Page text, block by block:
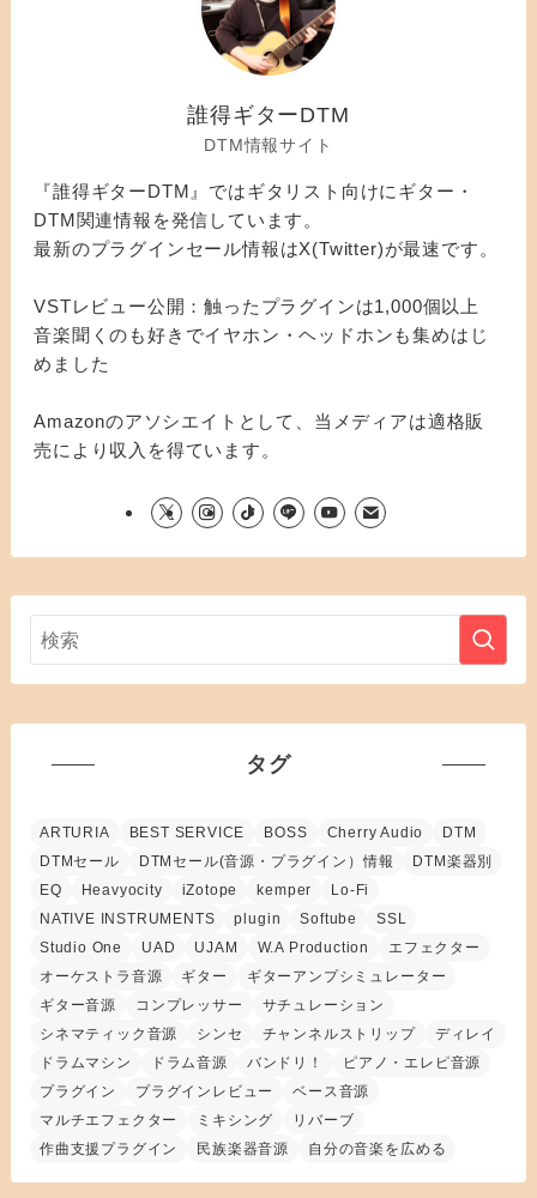
誰得ギターDTM
DTM情報サイト
『誰得ギターDTM』ではギタリスト向けにギター・
DTM関連情報を発信しています。
最新のプラグインセール情報はX(Twitter)が最速です。
VSTレビュー公開：触ったプラグインは1,000個以上
音楽聞くのも好きでイヤホン・ヘッドホンも集めはじ
めました
Amazonのアソシエイトとして、当メディアは適格販
売により収入を得ています。
タグ
ARTURIA BEST SERVICE BOSS Cherry Audio
DTM
DTMセール
DTMセール(音源・プラグイン）情報
DTM楽器別
EQ
Heavyocity iZotope kemper
Lo-Fi
NATIVE INSTRUMENTS
plugin Softube
SSL
Studio One
UAD UJAM W.A Production
エフェクター
オーケストラ音源
ギター
ギターアンプシミュレーター
ギター音源
コンプレッサー
サチュレーション
シネマティック音源
シンセ チャンネルストリップ
ディレイ
ドラムマシン
ドラム音源 バンドリ！
ピアノ・エレピ音源
プラグイン
プラグインレビュー
ベース音源
マルチエフェクター
ミキシング
リバーブ
作曲支援プラグイン
民族楽器音源 自分の音楽を広める